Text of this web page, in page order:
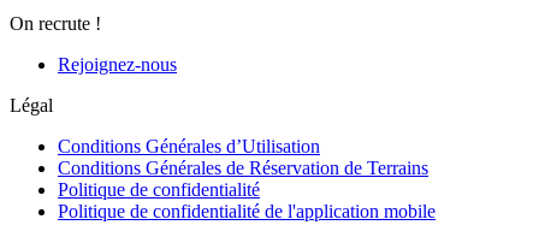
On recrute !
Rejoignez-nous
Légal
Conditions Générales d’Utilisation
Conditions Générales de Réservation de Terrains
Politique de confidentialité
Politique de confidentialité de l'application mobile